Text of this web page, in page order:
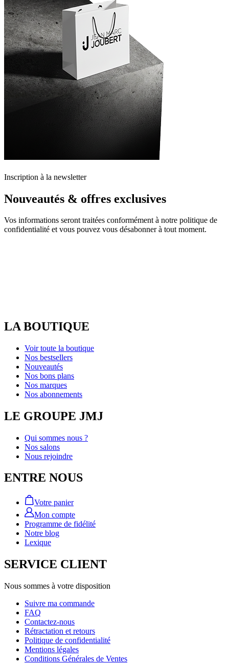
Inscription à la newsletter
Nouveautés & offres exclusives
Vos informations seront traitées conformément à notre politique de
confidentialité et vous pouvez vous désabonner à tout moment.
LA BOUTIQUE
Voir toute la boutique
Nos bestsellers
Nouveautés
Nos bons plans
Nos marques
Nos abonnements
LE GROUPE JMJ
Qui sommes nous ?
Nos salons
Nous rejoindre
ENTRE NOUS
Votre panier
Mon compte
Programme de fidélité
Notre blog
Lexique
SERVICE CLIENT
Nous sommes à votre disposition
Suivre ma commande
FAQ
Contactez-nous
Rétractation et retours
Politique de confidentialité
Mentions légales
Conditions Générales de Ventes